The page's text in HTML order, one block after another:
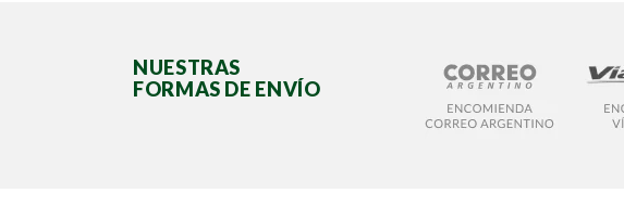
NUESTRAS
FORMAS DE ENVÍO